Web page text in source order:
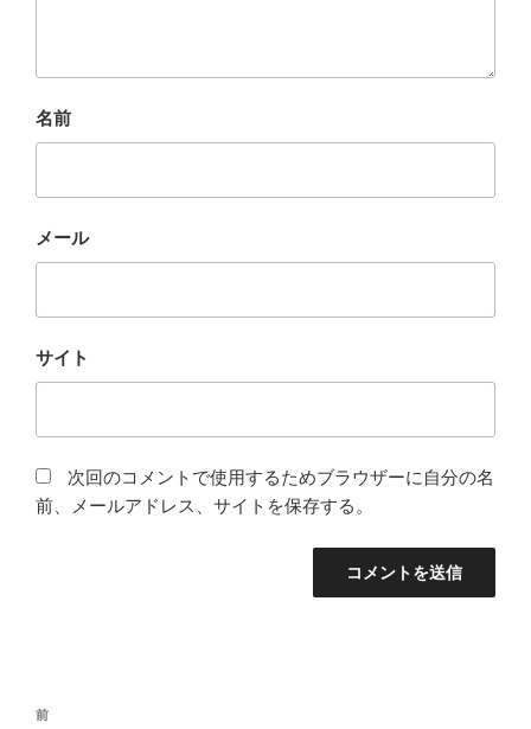
名前
メール
サイト
次回のコメントで使用するためブラウザーに自分の名
前、メールアドレス、サイトを保存する。
投
過
前